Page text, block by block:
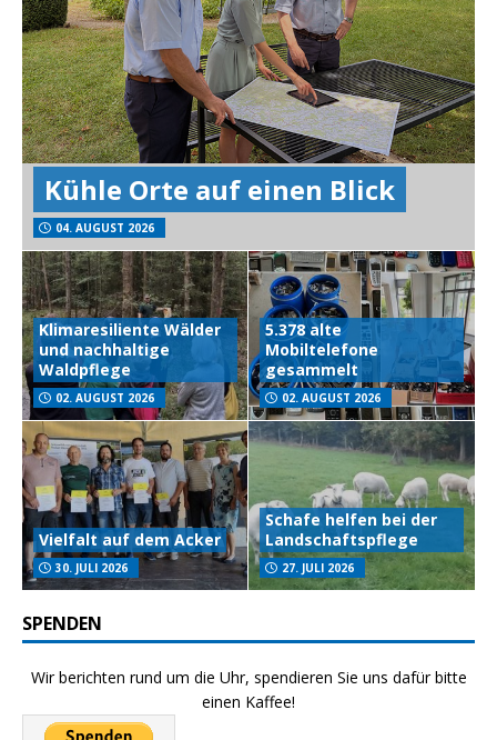
Kühle Orte auf einen Blick
04. AUGUST 2026
Klimaresiliente Wälder
und nachhaltige
Waldpflege
02. AUGUST 2026
5.378 alte
Mobiltelefone
gesammelt
02. AUGUST 2026
Vielfalt auf dem Acker
30. JULI 2026
Schafe helfen bei der
Landschaftspflege
27. JULI 2026
SPENDEN
Wir berichten rund um die Uhr, spendieren Sie uns dafür bitte
einen Kaffee!